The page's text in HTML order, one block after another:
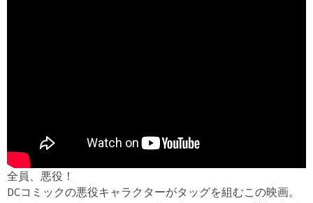
全員、悪役！
DCコミックの悪役キャラクターがタッグを組むこの映画。